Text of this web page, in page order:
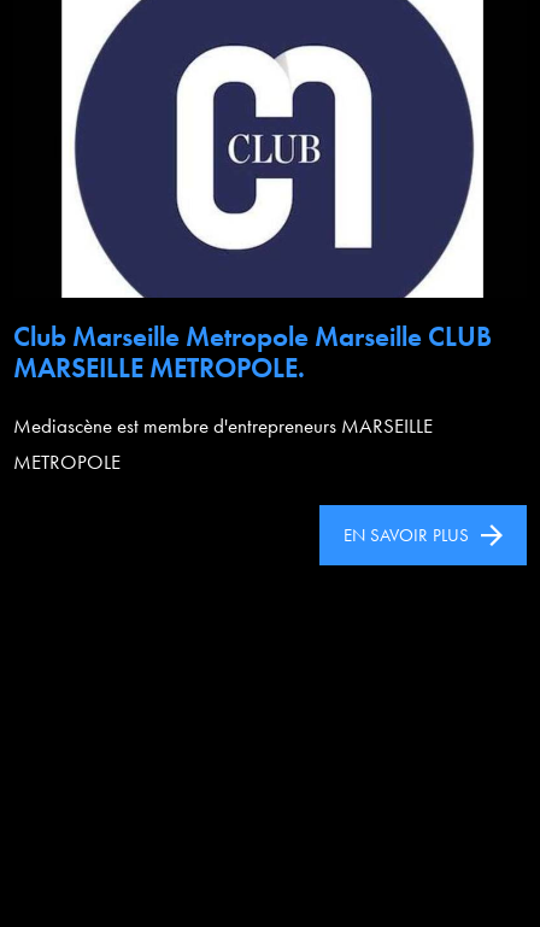
Club Marseille Metropole Marseille CLUB
MARSEILLE METROPOLE.
Mediascène est membre d'entrepreneurs MARSEILLE
METROPOLE
EN SAVOIR PLUS